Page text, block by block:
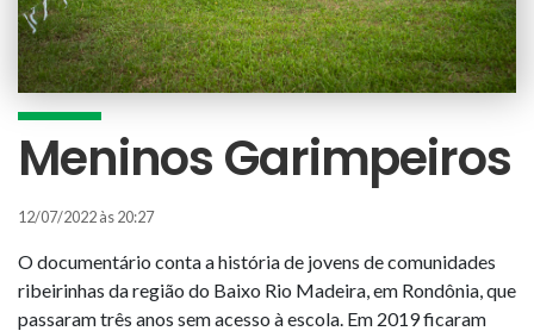
Meninos Garimpeiros
12/07/2022 às 20:27
O documentário conta a história de jovens de comunidades
ribeirinhas da região do Baixo Rio Madeira, em Rondônia, que
passaram três anos sem acesso à escola. Em 2019 ficaram